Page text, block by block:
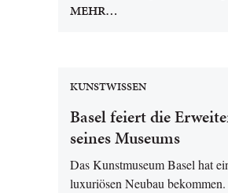
MEHR…
KUNSTWISSEN
Basel feiert die
seines Museums
Das Kunstmuseum Basel hat
luxuriösen Neubau